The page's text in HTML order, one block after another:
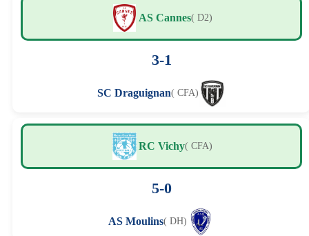
AS Cannes( D2)
3-1
SC Draguignan( CFA)
RC Vichy( CFA)
5-0
AS Moulins( DH)